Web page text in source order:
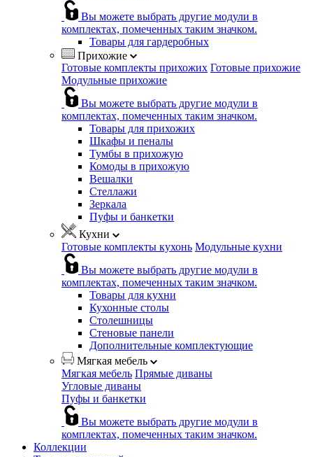
Вы можете выбрать другие модули в
комплектах, помеченных таким значком.
Товары для гардеробных
Прихожие
Готовые комплекты прихожих Готовые прихожие
Модульные прихожие
Вы можете выбрать другие модули в
комплектах, помеченных таким значком.
Товары для прихожих
Шкафы и пеналы
Тумбы в прихожую
Комоды в прихожую
Вешалки
Стеллажи
Зеркала
Пуфы и банкетки
Кухни
Готовые комплекты кухонь Модульные кухни
Вы можете выбрать другие модули в
комплектах, помеченных таким значком.
Товары для кухни
Кухонные столы
Столешницы
Стеновые панели
Дополнительные комплектующие
Мягкая мебель
Мягкая мебель Прямые диваны
Угловые диваны
Пуфы и банкетки
Вы можете выбрать другие модули в
комплектах, помеченных таким значком.
Коллекции